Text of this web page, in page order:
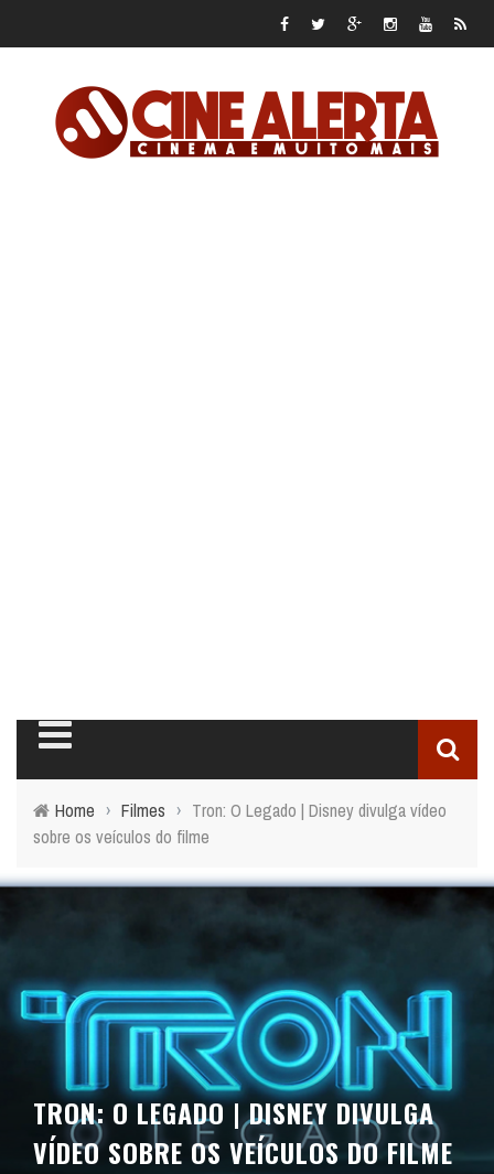
Home › Filmes › Tron: O Legado | Disney divulga vídeo
sobre os veículos do filme
TRON: O LEGADO | DISNEY DIVULGA
VÍDEO SOBRE OS VEÍCULOS DO FILME